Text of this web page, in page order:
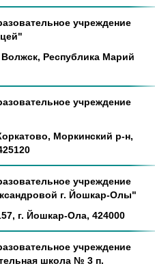
учреждение
Волжск, Республика Марий
учреждение
Моркинский р-н,
учреждение
г. Йошкар-Олы"
г. Йошкар-Ола, 424000
учреждение
школа № 3 п.